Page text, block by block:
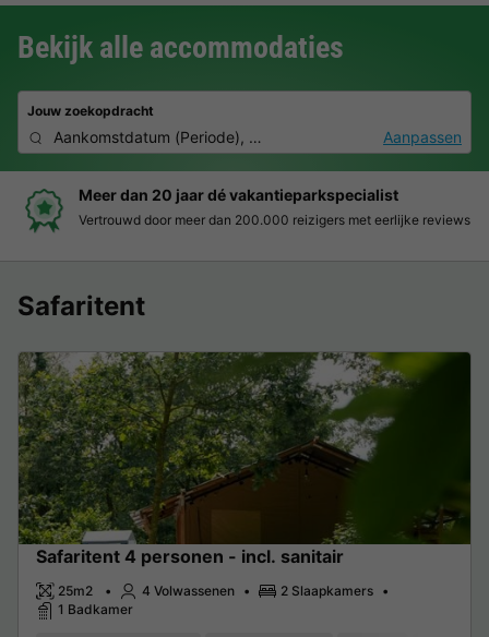
Bekijk alle accommodaties
Jouw zoekopdracht
Aankomstdatum (Periode), 2 personen, 0 huisdierAanpassen
Meer dan 20 jaar dé vakantieparkspecialist
Vertrouwd door meer dan 200.000 reizigers met eerlijke reviews
Safaritent
Safaritent 4 personen - incl. sanitair
25m2 4 Volwassenen
2 Slaapkamers
1 Badkamer